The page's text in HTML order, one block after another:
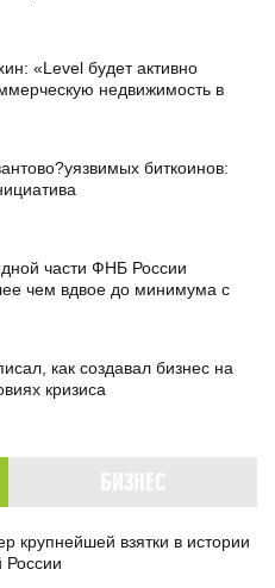
«Level будет активно
недвижимость в
биткоинов:
части ФНБ России
чем вдвое до минимума с
как создавал бизнес на
кризиса
крупнейшей взятки в истории
России